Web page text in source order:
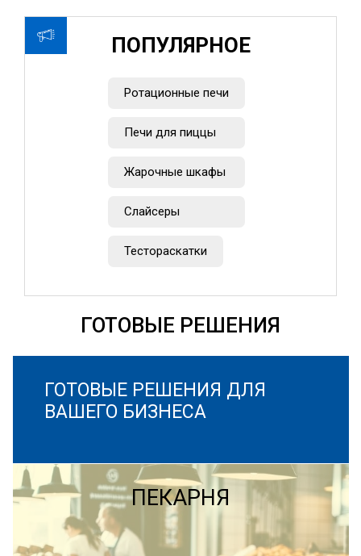
ПОПУЛЯРНОЕ
Ротационные печи
Печи для пиццы
Жарочные шкафы
Слайсеры
Тестораскатки
ГОТОВЫЕ РЕШЕНИЯ
ГОТОВЫЕ РЕШЕНИЯ ДЛЯ
ВАШЕГО БИЗНЕСА
ПЕКАРНЯ